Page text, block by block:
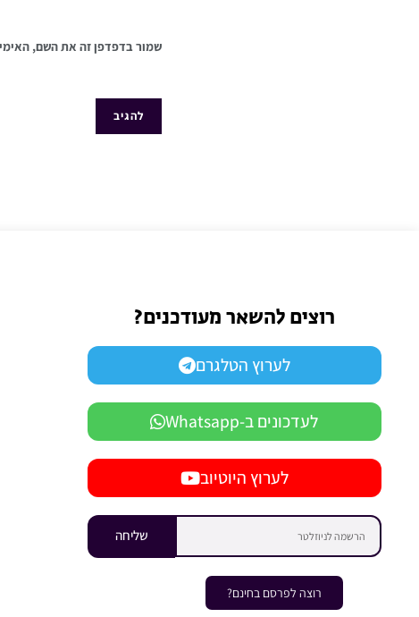
שמור בדפדפן זה את השם,
רוצה לפרסם בחינם?
רוצים להשאר מעודכנים?
לערוץ הטלגרם
לעדכונים ב-Whatsapp
לערוץ היוטיוב
שליחה